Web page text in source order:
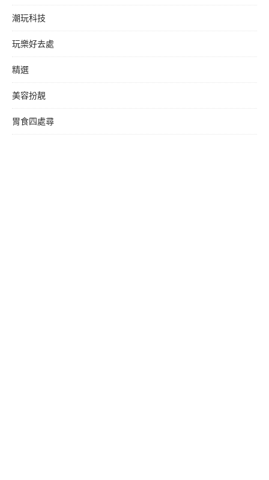
潮玩科技
玩樂好去處
精選
美容扮靚
胃食四處尋